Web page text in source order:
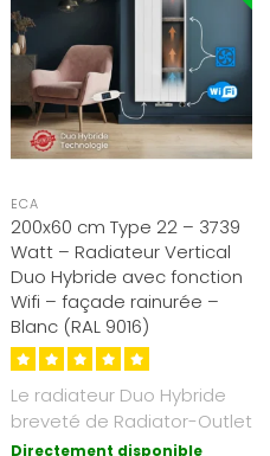
ECA
200x60 cm Type 22 – 3739
Watt – Radiateur Vertical
Duo Hybride avec fonction
Wifi – façade rainurée –
Blanc (RAL 9016)
Le radiateur Duo Hybride
breveté de Radiator-Outlet
fonctionne aussi bien sur c..
Directement disponible